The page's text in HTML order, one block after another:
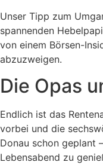
Unser Tipp zum
spannenden
von einem Börsen-
abzuzweigen.
Die Opas
Endlich ist das
vorbei und die
Donau schon geplant
Lebensabend zu